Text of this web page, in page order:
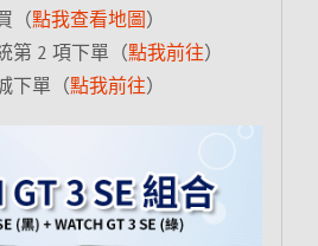
（點我查看地圖）
第 2 項下單（點我前往）
下單（點我前往）